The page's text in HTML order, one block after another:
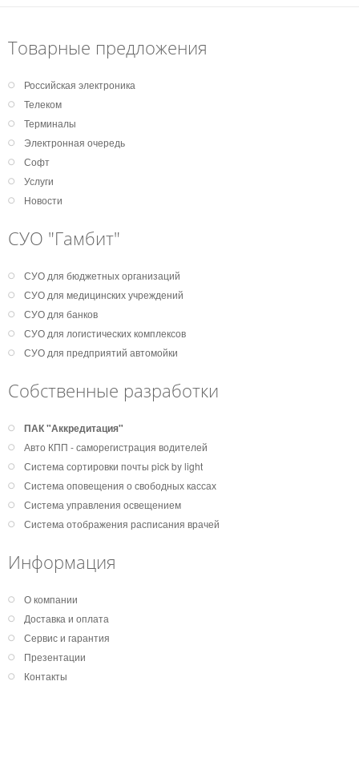
Товарные предложения
Российская электроника
Телеком
Терминалы
Электронная очередь
Софт
Услуги
Новости
СУО "Гамбит"
СУО для бюджетных организаций
СУО для медицинских учреждений
СУО для банков
СУО для логистических комплексов
СУО для предприятий автомойки
Собственные разработки
ПАК "Аккредитация"
Авто КПП - саморегистрация водителей
Система сортировки почты pick by light
Система оповещения о свободных кассах
Система управления освещением
Система отображения расписания врачей
Информация
О компании
Доставка и оплата
Сервис и гарантия
Презентации
Контакты